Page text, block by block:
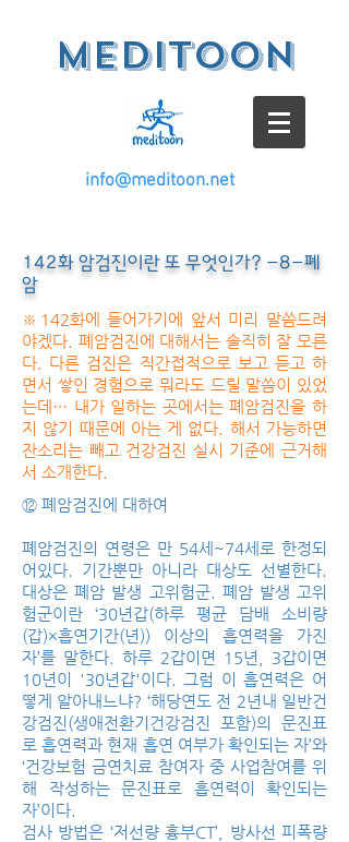
meditoon
info@meditoon.net
142화 암검진이란 또 무엇인가? -8-폐
암
※142화에 들어가기에 앞서 미리 말씀드려
야겠다. 폐암검진에 대해서는 솔직히 잘 모른
다. 다른 검진은 직간접적으로 보고 듣고 하
면서 쌓인 경험으로 뭐라도 드릴 말씀이 있었
는데… 내가 일하는 곳에서는 폐암검진을 하
지 않기 때문에 아는 게 없다. 해서 가능하면
잔소리는 빼고 건강검진 실시 기준에 근거해
서 소개한다.
⑫ 폐암검진에 대하여
폐암검진의 연령은 만 54세~74세로 한정되
어있다. 기간뿐만 아니라 대상도 선별한다.
대상은 폐암 발생 고위험군. 폐암 발생 고위
험군이란 ‘30년갑(하루 평균 담배 소비량
(갑)×흡연기간(년)) 이상의 흡연력을 가진
자’를 말한다. 하루 2갑이면 15년, 3갑이면
10년이 '30년갑'이다. 그럼 이 흡연력은 어
떻게 알아내느냐? ‘해당연도 전 2년내 일반건
강검진(생애전환기건강검진 포함)의 문진표
로 흡연력과 현재 흡연 여부가 확인되는 자’와
‘건강보험 금연치료 참여자 중 사업참여를 위
해 작성하는 문진표로 흡연력이 확인되는
자’이다.
검사 방법은 ‘저선량 흉부CT’, 방사선 피폭량